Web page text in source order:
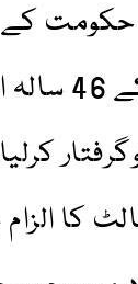
این وائے پی
کا الزام